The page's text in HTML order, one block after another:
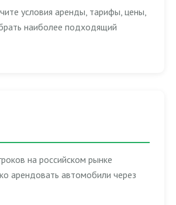
условия аренды, тарифы, цены,
наиболее подходящий
на российском рынке
арендовать автомобили через